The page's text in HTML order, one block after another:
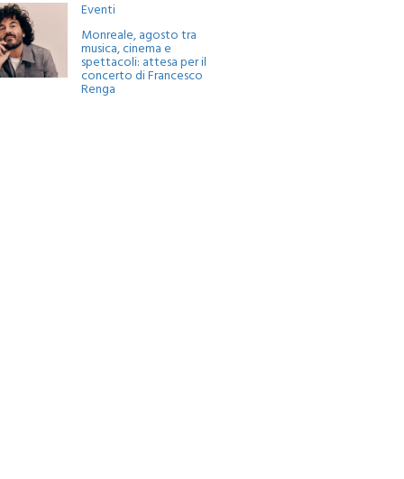
Eventi
Monreale, agosto tra
musica, cinema e
spettacoli: attesa per il
concerto di Francesco
Renga